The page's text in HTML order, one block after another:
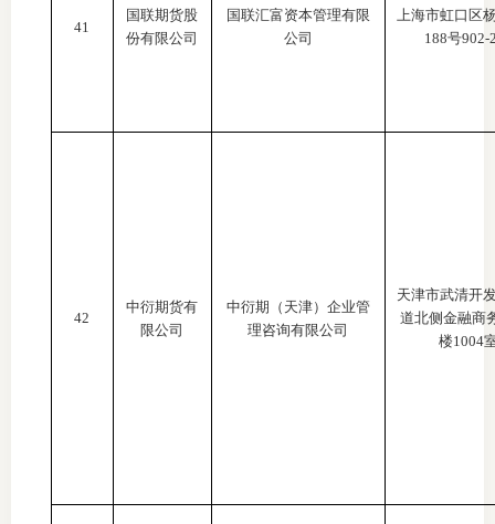
41
国联期货股
份有限公司
国联汇富资本管理有限
公司
上海市虹口区
188号902-
42
中衍期货有
限公司
中衍期（天津）企业管
理咨询有限公司
天津市武清开
道北侧金融商
楼1004